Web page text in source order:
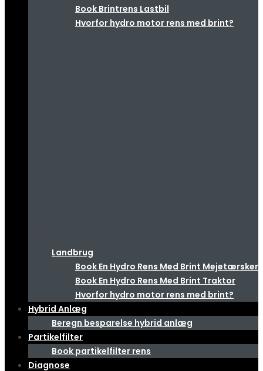
Book Brintrens Lastbil
Hvorfor hydro motor rens med brint?
Landbrug
Book En Hydro Rens Med Brint Mejetærsker
Book En Hydro Rens Med Brint Traktor
Hvorfor hydro motor rens med brint?
Hybrid Anlæg
Beregn besparelse hybrid anlæg
Partikelfilter
Book partikelfilter rens
Diagnose